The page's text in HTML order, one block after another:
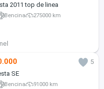
2011 top de linea
Bencina 275000 km
5
SE
Bencina 91000 km